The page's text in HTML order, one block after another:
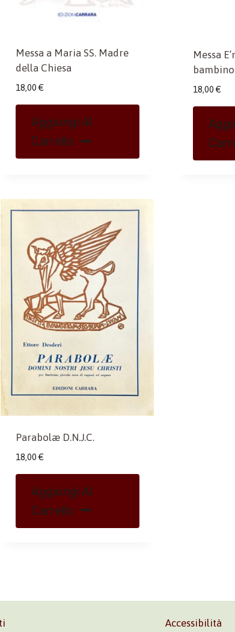
Messa a Maria SS. Madre
della Chiesa
18,00 €
Aggiungi Al
Carrello
Messa
bambino
18,00 €
Parabolæ D.N.J.C.
18,00 €
Aggiungi Al
Carrello
Accessibilità